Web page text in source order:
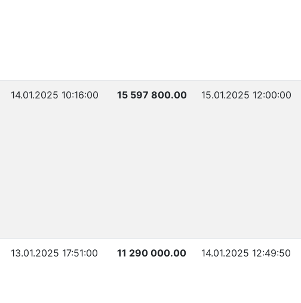
14.01.2025 10:16:00 15 597 800.00 15.01.2025 12:00:00
13.01.2025 17:51:00 11 290 000.00 14.01.2025 12:49:50